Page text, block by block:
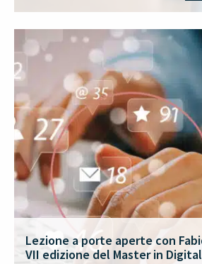
Lezione a porte aperte con
VII edizione del Master in